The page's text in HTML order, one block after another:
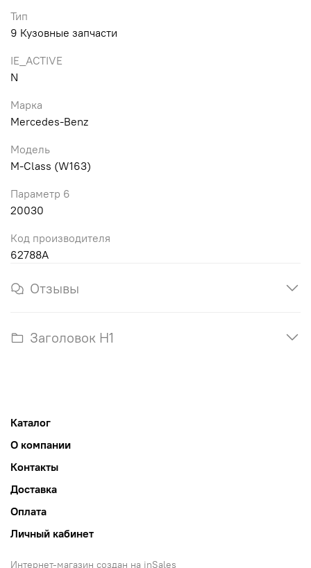
Тип
9 Кузовные запчасти
IE_ACTIVE
N
Марка
Mercedes-Benz
Модель
M-Class (W163)
Параметр 6
20030
Код производителя
62788A
Отзывы
Заголовок H1
Каталог
О компании
Контакты
Доставка
Оплата
Личный кабинет
Интернет-магазин создан на inSales